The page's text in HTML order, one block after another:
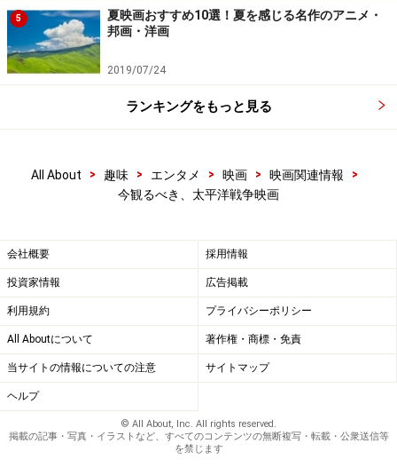
5
夏映画おすすめ10選！夏を感じる名作のアニメ・
邦画・洋画
2019/07/24
ランキングをもっと見る
All About > 趣味 > エンタメ > 映画 > 映画関連情報
>
今観るべき、太平洋戦争映画
会社概要 採用情報
投資家情報 広告掲載
利用規約 プライバシーポリシー
All Aboutについて 著作権・商標・免責
当サイトの情報についての注意 サイトマップ
ヘルプ
© All About, Inc. All rights reserved.
掲載の記事・写真・イラストなど、すべてのコンテンツの無断複写・転載・公衆送信等
を禁じます